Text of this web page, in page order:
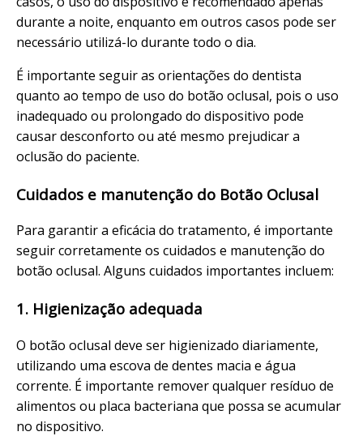
durante a noite, enquanto em outros casos pode ser
necessário utilizá-lo durante todo o dia.
É importante seguir as orientações do dentista
quanto ao tempo de uso do botão oclusal, pois o uso
inadequado ou prolongado do dispositivo pode
causar desconforto ou até mesmo prejudicar a
oclusão do paciente.
Cuidados e manutenção do Botão Oclusal
Para garantir a eficácia do tratamento, é importante
seguir corretamente os cuidados e manutenção do
botão oclusal. Alguns cuidados importantes incluem:
1. Higienização adequada
O botão oclusal deve ser higienizado diariamente,
utilizando uma escova de dentes macia e água
corrente. É importante remover qualquer resíduo de
alimentos ou placa bacteriana que possa se acumular
no dispositivo.